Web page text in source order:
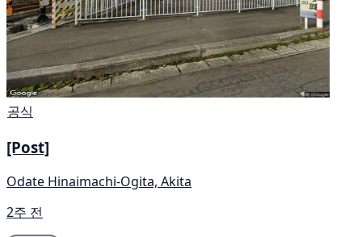
공식
[Post]
Odate Hinaimachi-Ogita, Akita
2주 전